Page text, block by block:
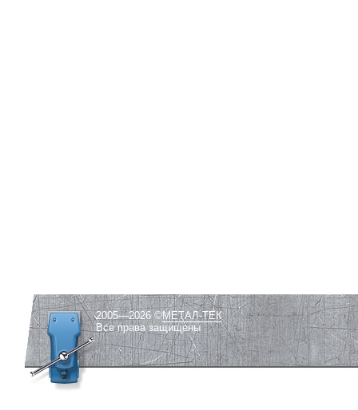
2005—2026 ©МЕТАЛ-ТЕК
Все права защищены